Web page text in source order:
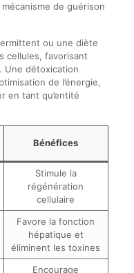
de guérison
ou une diète
cellules, favorisant
Une détoxication
de l’énergie,
en tant qu’entité
Bénéfices
Stimule la
régénération
cellulaire
Favore la fonction
hépatique et
éliminent les toxines
Encourage